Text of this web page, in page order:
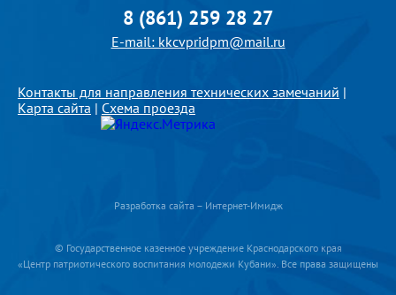
8 (861) 259 28 27
E-mail: kkcvpridpm@mail.ru
Контакты для направления технических замечаний |
Карта сайта | Схема проезда
© Государственное казенное учреждение Краснодарского края
«Центр патриотического воспитания молодежи Кубани». Все права защищены
Разработка сайта – Интернет-Имидж